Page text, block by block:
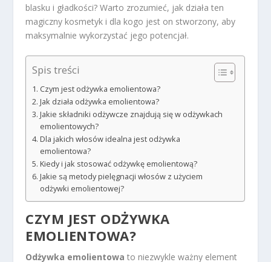
blasku i gładkości? Warto zrozumieć, jak działa ten
magiczny kosmetyk i dla kogo jest on stworzony, aby
maksymalnie wykorzystać jego potencjał.
Spis treści
Czym jest odżywka emolientowa?
Jak działa odżywka emolientowa?
Jakie składniki odżywcze znajdują się w odżywkach
emolientowych?
Dla jakich włosów idealna jest odżywka
emolientowa?
Kiedy i jak stosować odżywkę emolientową?
Jakie są metody pielęgnacji włosów z użyciem
odżywki emolientowej?
CZYM JEST ODŻYWKA
EMOLIENTOWA?
Odżywka emolientowa to niezwykle ważny element